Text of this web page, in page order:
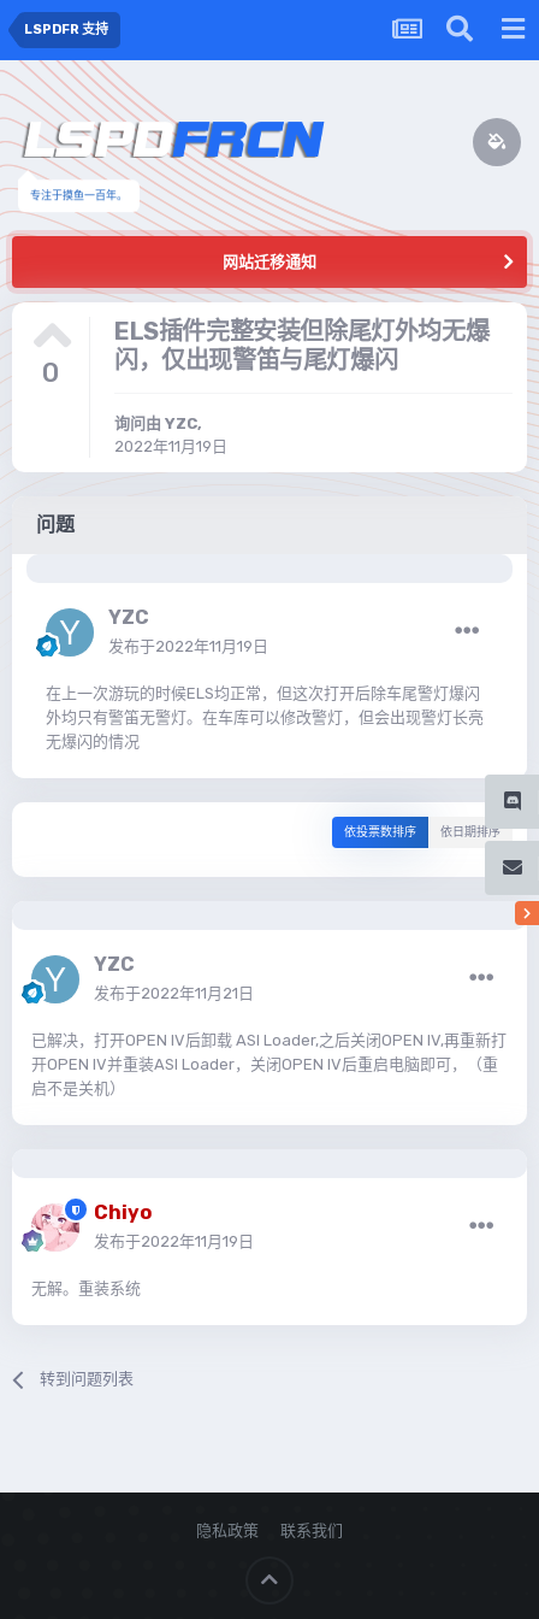
LSPDFR 支持
专注于摸鱼一百年。
网站迁移通知
0
ELS插件完整安装但除尾灯外均无爆
闪，仅出现警笛与尾灯爆闪
询问由 YZC,
2022年11月19日
问题
YZC
发布于2022年11月19日
在上一次游玩的时候ELS均正常，但这次打开后除车尾警灯爆闪
外均只有警笛无警灯。在车库可以修改警灯，但会出现警灯长亮
无爆闪的情况
依投票数排序 依日期排序
YZC
发布于2022年11月21日
已解决，打开OPEN IV后卸载 ASI Loader,之后关闭OPEN IV,再重新打
开OPEN IV并重装ASI Loader，关闭OPEN IV后重启电脑即可，（重
启不是关机）
Chiyo
发布于2022年11月19日
无解。重装系统
转到问题列表
隐私政策 联系我们